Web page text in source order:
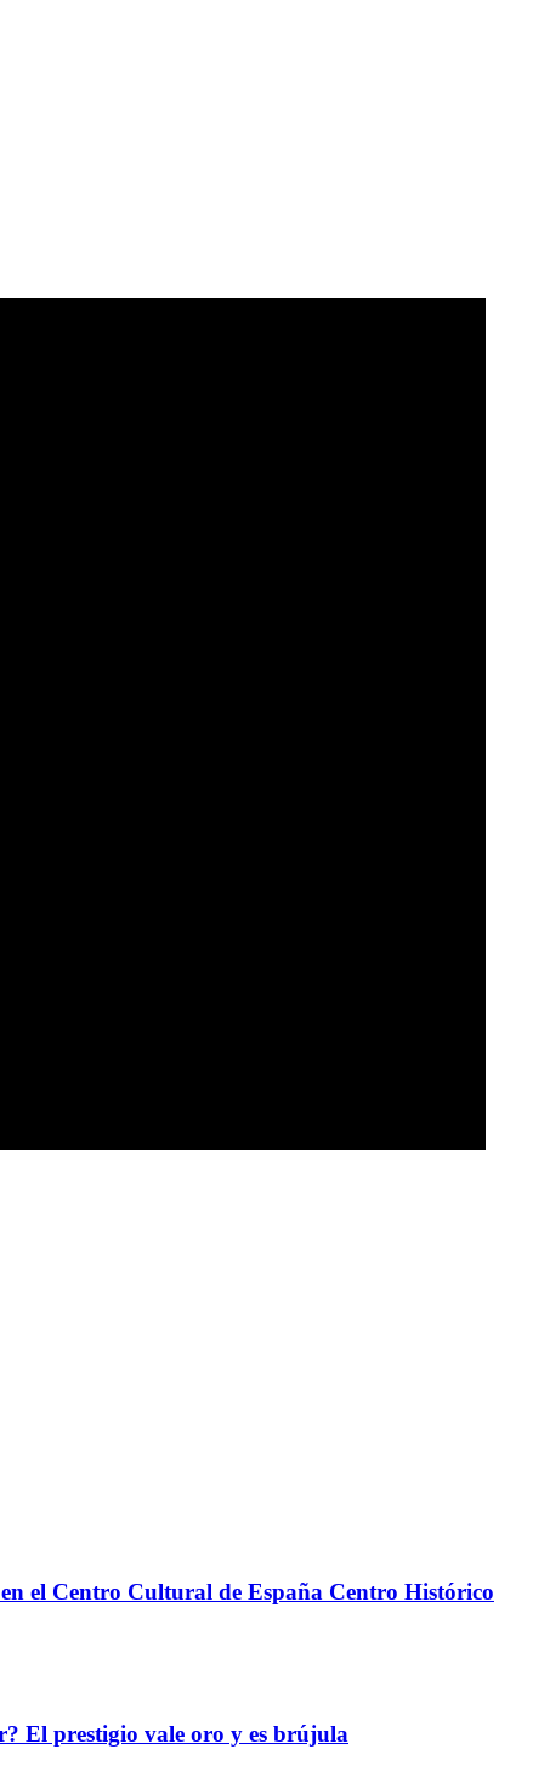
el Centro Cultural de España Centro Histórico
El prestigio vale oro y es brújula